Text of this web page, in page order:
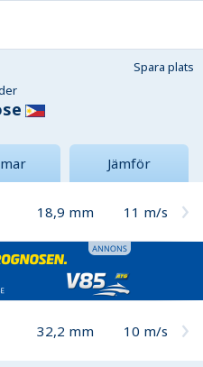
Spara plats
Jämför
18,9 mm 11 m/s
32,2 mm 10 m/s